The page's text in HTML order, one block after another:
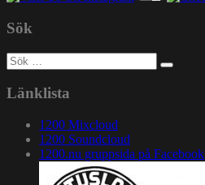
Sök
Sök
efter:
Länklista
1200 Mixcloud
1200 Soundcloud
1200.nu gruppsida på Facebook